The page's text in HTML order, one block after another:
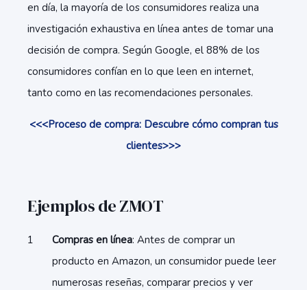
en día, la mayoría de los consumidores realiza una
investigación exhaustiva en línea antes de tomar una
decisión de compra. Según Google, el 88% de los
consumidores confían en lo que leen en internet,
tanto como en las recomendaciones personales.
<<<Proceso de compra: Descubre cómo compran tus
clientes>>>
Ejemplos de ZMOT
Compras en línea: Antes de comprar un
producto en Amazon, un consumidor puede leer
numerosas reseñas, comparar precios y ver